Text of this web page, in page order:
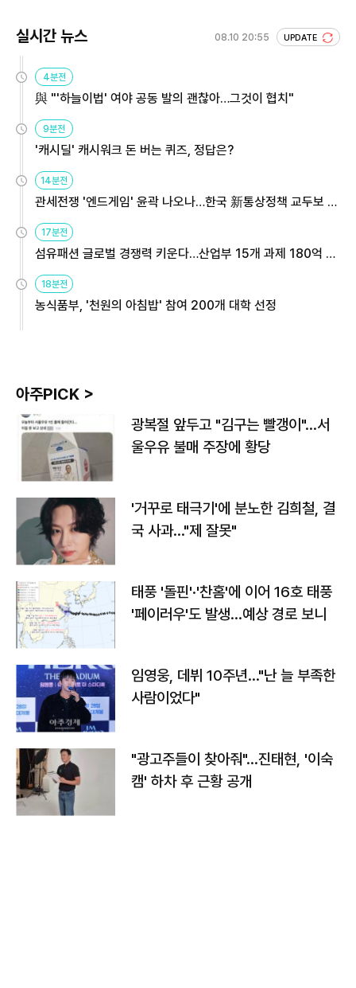
실시간 뉴스 08.10 20:55 UPDATE
4분전
與 "'하늘이법' 여야 공동 발의 괜찮아…그것이 협치"
9분전
'캐시딜' 캐시워크 돈 버는 퀴즈, 정답은?
14분전
관세전쟁 '엔드게임' 윤곽 나오나…한국 新통상정책 교두보 활
용해야
17분전
섬유패션 글로벌 경쟁력 키운다…산업부 15개 과제 180억 지
원
18분전
농식품부, '천원의 아침밥' 참여 200개 대학 선정
아주PICK >
광복절 앞두고 "김구는 빨갱이"…서
울우유 불매 주장에 황당
'거꾸로 태극기'에 분노한 김희철, 결
국 사과…"제 잘못"
태풍 '돌핀'·'찬홈'에 이어 16호 태풍
'페이러우'도 발생…예상 경로 보니
임영웅, 데뷔 10주년…"난 늘 부족한
사람이었다"
"광고주들이 찾아줘"…진태현, '이숙
캠' 하차 후 근황 공개